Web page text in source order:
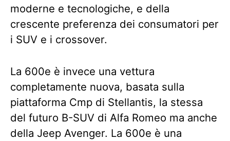
moderne e tecnologiche, e della
crescente preferenza dei consumatori per
i SUV e i crossover.
La 600e è invece una vettura
completamente nuova, basata sulla
piattaforma Cmp di Stellantis, la stessa
del futuro B-SUV di Alfa Romeo ma anche
della Jeep Avenger. La 600e è una